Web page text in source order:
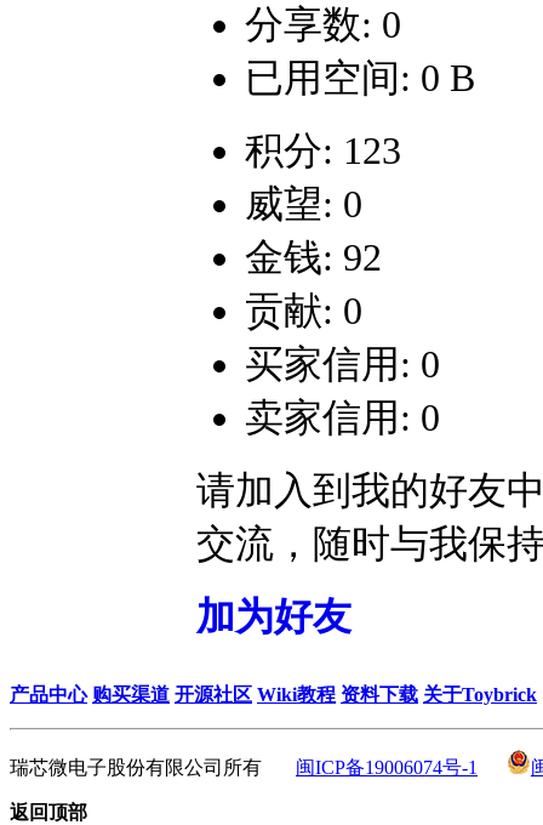
分享数: 0
已用空间: 0 B
积分: 123
威望: 0
金钱: 92
贡献: 0
买家信用: 0
卖家信用: 0
请加入到我的好友
交流，随时与我保
加为好友
产品中心 购买渠道 开源社区 Wiki教程 资料下载 关于Toybrick
瑞芯微电子股份有限公司所有 闽ICP备19006074号-1
返回顶部